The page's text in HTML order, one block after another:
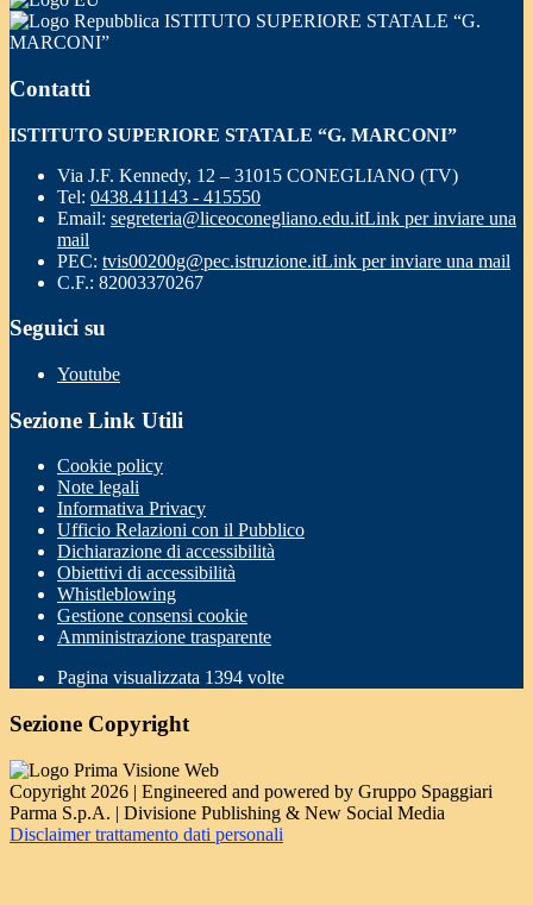
ISTITUTO SUPERIORE STATALE “G.
MARCONI”
Contatti
ISTITUTO SUPERIORE STATALE “G. MARCONI”
Via J.F. Kennedy, 12 – 31015 CONEGLIANO (TV)
Tel: 0438.411143 - 415550
Email: segreteria@liceoconegliano.edu.itLink per inviare una
mail
PEC: tvis00200g@pec.istruzione.itLink per inviare una mail
C.F.: 82003370267
Seguici su
Youtube
Sezione Link Utili
Cookie policy
Note legali
Informativa Privacy
Ufficio Relazioni con il Pubblico
Dichiarazione di accessibilità
Obiettivi di accessibilità
Whistleblowing
Gestione consensi cookie
Amministrazione trasparente
Pagina visualizzata 1394 volte
Sezione Copyright
Copyright 2026 | Engineered and powered by Gruppo Spaggiari
Parma S.p.A. | Divisione Publishing & New Social Media
Disclaimer trattamento dati personali